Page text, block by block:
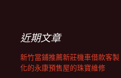
近期文章
新竹當鋪推薦新莊機車借款客製
化的永康預售屋的珠寶維修